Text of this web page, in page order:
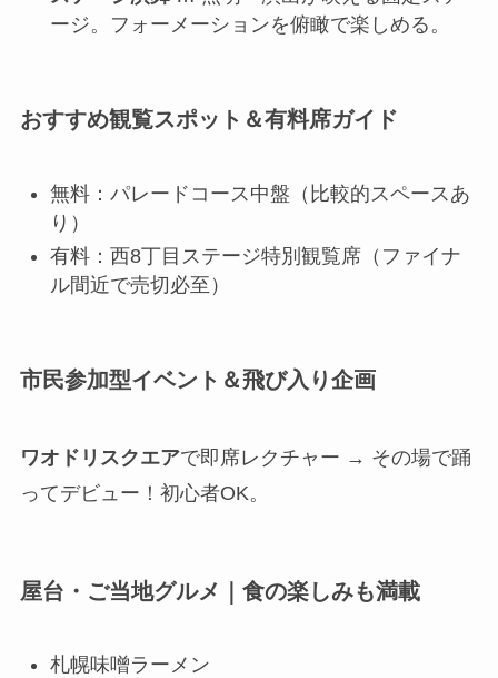
ージ。フォーメーションを俯瞰で楽しめる。
おすすめ観覧スポット＆有料席ガイド
無料：パレードコース中盤（比較的スペースあ
り）
有料：西8丁目ステージ特別観覧席（ファイナ
ル間近で売切必至）
市民参加型イベント＆飛び入り企画
ワオドリスクエアで即席レクチャー → その場で踊
ってデビュー！初心者OK。
屋台・ご当地グルメ｜食の楽しみも満載
札幌味噌ラーメン